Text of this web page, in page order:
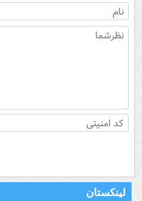
لینکستان